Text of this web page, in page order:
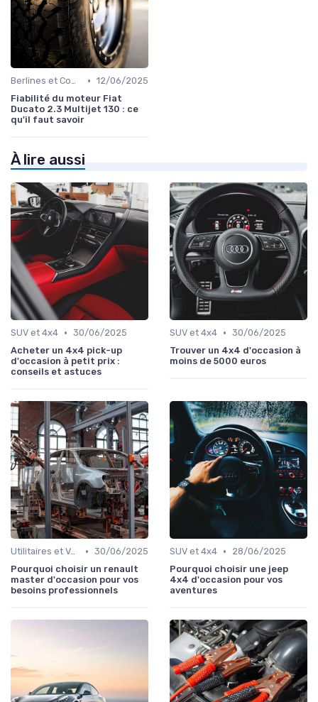
Berlines et Compactes • 12/06/2025
Fiabilité du moteur Fiat
Ducato 2.3 Multijet 130 : ce
qu'il faut savoir
À lire aussi
SUV et 4x4 • 30/06/2025
Acheter un 4x4 pick-up
d'occasion à petit prix :
conseils et astuces
SUV et 4x4 • 30/06/2025
Trouver un 4x4 d'occasion à
moins de 5000 euros
Utilitaires et Véhicules Spéciaux • 30/06/2025
Pourquoi choisir un renault
master d'occasion pour vos
besoins professionnels
SUV et 4x4 •
28/06/2025
Pourquoi choisir une jeep
4x4 d'occasion pour vos
aventures